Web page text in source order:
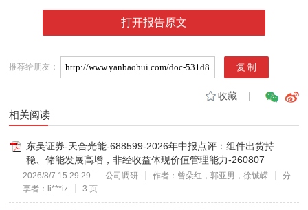
打开报告原文
推荐给朋友：
收藏|
相关阅读
东吴证券-天合光能-688599-2026年中报点评：组件出货持
稳、储能发展高增，非经收益体现价值管理能力-260807
2026/8/7 15:29:29 公司调研 作者：曾朵红，郭亚男，徐铖嵘
分
享者：li***iz
3 页